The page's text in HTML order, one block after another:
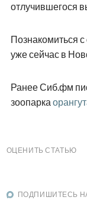
отлучившегося
Познакомиться
уже сейчас в
Ранее Сиб.фм
зоопарка
ОЦЕНИТЬ СТАТЬЮ
ПОДПИШИТЕСЬ